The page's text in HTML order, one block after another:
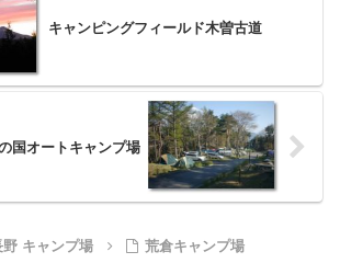
キャンピングフィールド木曽古道
国オートキャンプ場
野 キャンプ場 荒倉キャンプ場